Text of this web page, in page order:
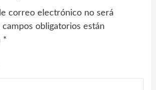
correo electrónico no será
campos obligatorios están
*